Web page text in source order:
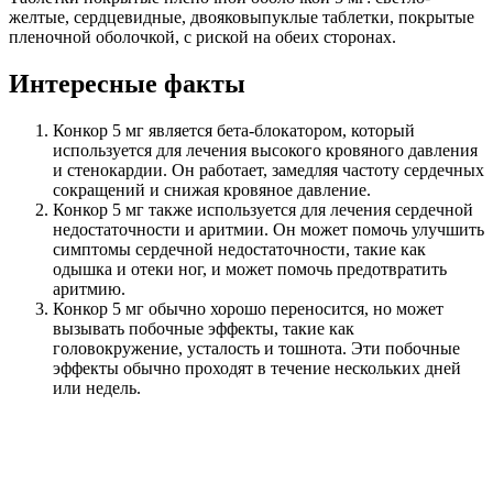
желтые, сердцевидные, двояковыпуклые таблетки, покрытые
пленочной оболочкой, с риской на обеих сторонах.
Интересные факты
Конкор 5 мг является бета-блокатором, который
используется для лечения высокого кровяного давления
и стенокардии. Он работает, замедляя частоту сердечных
сокращений и снижая кровяное давление.
Конкор 5 мг также используется для лечения сердечной
недостаточности и аритмии. Он может помочь улучшить
симптомы сердечной недостаточности, такие как
одышка и отеки ног, и может помочь предотвратить
аритмию.
Конкор 5 мг обычно хорошо переносится, но может
вызывать побочные эффекты, такие как
головокружение, усталость и тошнота. Эти побочные
эффекты обычно проходят в течение нескольких дней
или недель.